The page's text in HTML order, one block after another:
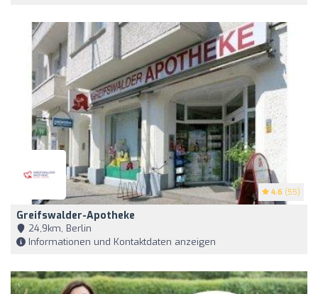
4.6 (55)
Greifswalder-Apotheke
24,9km, Berlin
Informationen und Kontaktdaten anzeigen